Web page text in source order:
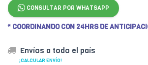
CONSULTAR POR WHATSAPP
* COORDINANDO CON 24HRS DE
Envíos a todo el país
¡CALCULAR ENVÍO!